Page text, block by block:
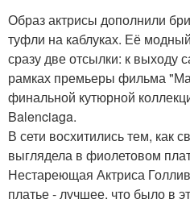
Образ актрисы дополнили
туфли на каблуках. Её
сразу две отсылки: к выходу
рамках премьеры фильма
финальной кутюрной
Balenciaga.
В сети восхитились тем, как
выглядела в фиолетовом
Нестареющая Актриса
платье - лучшее, что было в